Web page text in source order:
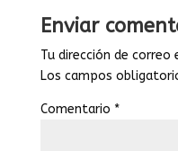
Enviar
Tu dirección de
Los campos
Comentario *